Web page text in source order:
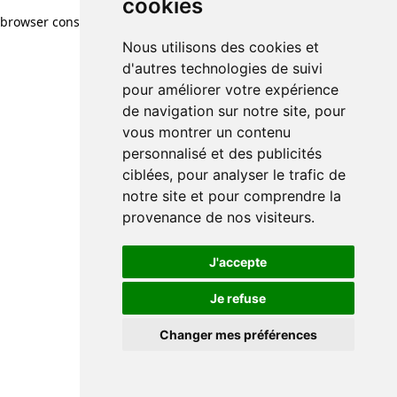
cookies
Nous utilisons des cookies et
d'autres technologies de suivi
pour améliorer votre expérience
de navigation sur notre site, pour
vous montrer un contenu
personnalisé et des publicités
ciblées, pour analyser le trafic de
notre site et pour comprendre la
provenance de nos visiteurs.
J'accepte
Je refuse
Changer mes préférences
browser console for more information)